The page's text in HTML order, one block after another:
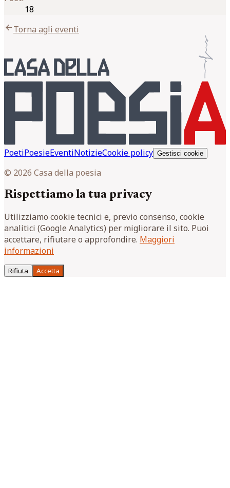
18
arrow_backTorna agli eventi
PoetiPoesieEventiNotizieCookie policy Gestisci cookie
© 2026 Casa della poesia
Rispettiamo la tua privacy
Utilizziamo cookie tecnici e, previo consenso, cookie
analitici (Google Analytics) per migliorare il sito. Puoi
accettare, rifiutare o approfondire. Maggiori
informazioni
Rifiuta Accetta